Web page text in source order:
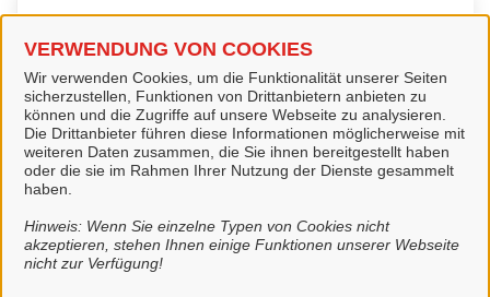
VERWENDUNG VON COOKIES
Wir verwenden Cookies, um die Funktionalität unserer Seiten
sicherzustellen, Funktionen von Drittanbietern anbieten zu
können und die Zugriffe auf unsere Webseite zu analysieren.
Die Drittanbieter führen diese Informationen möglicherweise mit
weiteren Daten zusammen, die Sie ihnen bereitgestellt haben
oder die sie im Rahmen Ihrer Nutzung der Dienste gesammelt
haben.
Hinweis: Wenn Sie einzelne Typen von Cookies nicht
akzeptieren, stehen Ihnen einige Funktionen unserer Webseite
nicht zur Verfügung!
Verwandte Dienstleistungen
Wohnungsgeberbestätigung
Terminvereinbarung Bürgerbüro